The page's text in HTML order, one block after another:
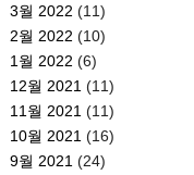
3월 2022 (11)
2월 2022 (10)
1월 2022 (6)
12월 2021 (11)
11월 2021 (11)
10월 2021 (16)
9월 2021 (24)